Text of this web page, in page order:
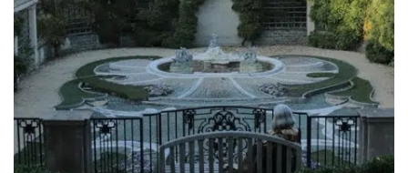
Los 5 mejores quesos del mundo
Los 12 mejores museos del mundo